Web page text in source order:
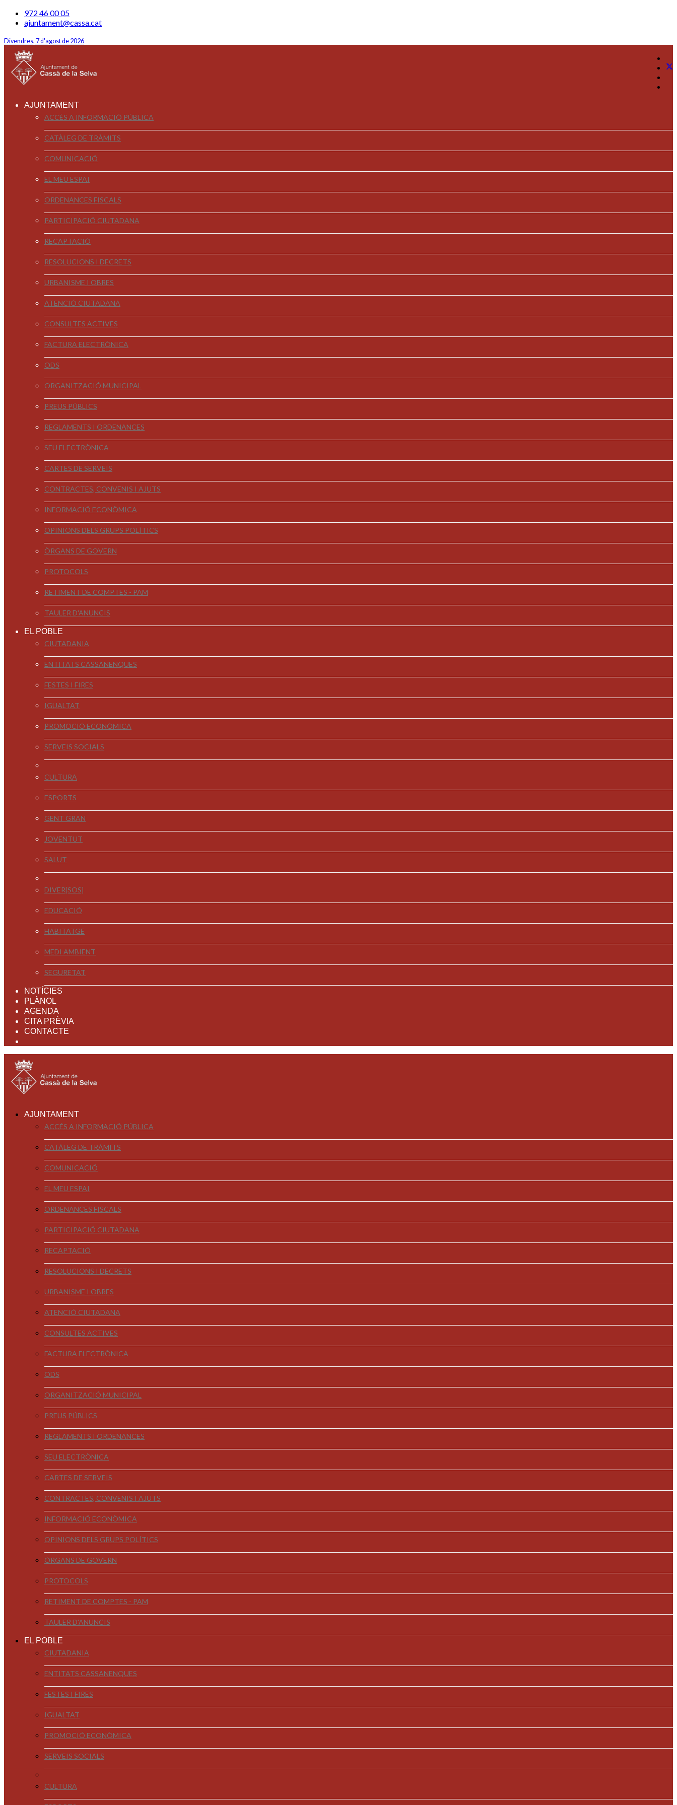
972 46 00 05
ajuntament@cassa.cat
Divendres, 7 d'agost de 2026
AJUNTAMENT
ACCÉS A INFORMACIÓ PÚBLICA
CATÀLEG DE TRÀMITS
COMUNICACIÓ
EL MEU ESPAI
ORDENANCES FISCALS
PARTICIPACIÓ CIUTADANA
RECAPTACIÓ
RESOLUCIONS I DECRETS
URBANISME I OBRES
ATENCIÓ CIUTADANA
CONSULTES ACTIVES
FACTURA ELECTRÒNICA
ODS
ORGANITZACIÓ MUNICIPAL
PREUS PÚBLICS
REGLAMENTS I ORDENANCES
SEU ELECTRÒNICA
CARTES DE SERVEIS
CONTRACTES, CONVENIS I AJUTS
INFORMACIÓ ECONÒMICA
OPINIONS DELS GRUPS POLÍTICS
ÒRGANS DE GOVERN
PROTOCOLS
RETIMENT DE COMPTES - PAM
TAULER D'ANUNCIS
EL POBLE
CIUTADANIA
ENTITATS CASSANENQUES
FESTES I FIRES
IGUALTAT
PROMOCIÓ ECONÒMICA
SERVEIS SOCIALS
CULTURA
ESPORTS
GENT GRAN
JOVENTUT
SALUT
DIVER[SOS]
EDUCACIÓ
HABITATGE
MEDI AMBIENT
SEGURETAT
NOTÍCIES
PLÀNOL
AGENDA
CITA PRÈVIA
CONTACTE
AJUNTAMENT
ACCÉS A INFORMACIÓ PÚBLICA
CATÀLEG DE TRÀMITS
COMUNICACIÓ
EL MEU ESPAI
ORDENANCES FISCALS
PARTICIPACIÓ CIUTADANA
RECAPTACIÓ
RESOLUCIONS I DECRETS
URBANISME I OBRES
ATENCIÓ CIUTADANA
CONSULTES ACTIVES
FACTURA ELECTRÒNICA
ODS
ORGANITZACIÓ MUNICIPAL
PREUS PÚBLICS
REGLAMENTS I ORDENANCES
SEU ELECTRÒNICA
CARTES DE SERVEIS
CONTRACTES, CONVENIS I AJUTS
INFORMACIÓ ECONÒMICA
OPINIONS DELS GRUPS POLÍTICS
ÒRGANS DE GOVERN
PROTOCOLS
RETIMENT DE COMPTES - PAM
TAULER D'ANUNCIS
EL POBLE
CIUTADANIA
ENTITATS CASSANENQUES
FESTES I FIRES
IGUALTAT
PROMOCIÓ ECONÒMICA
SERVEIS SOCIALS
CULTURA